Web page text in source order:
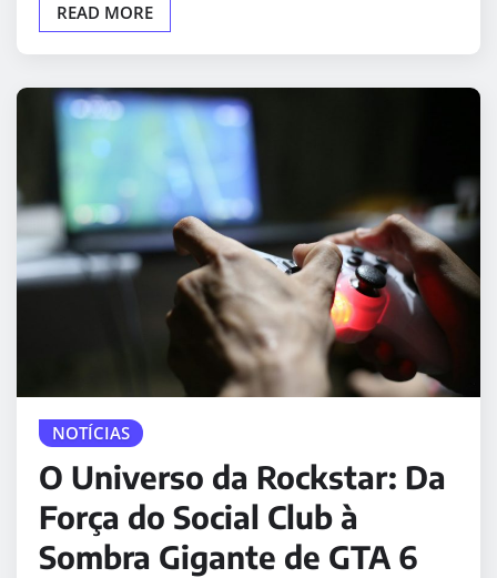
READ MORE
NOTÍCIAS
O Universo da Rockstar: Da
Força do Social Club à
Sombra Gigante de GTA 6